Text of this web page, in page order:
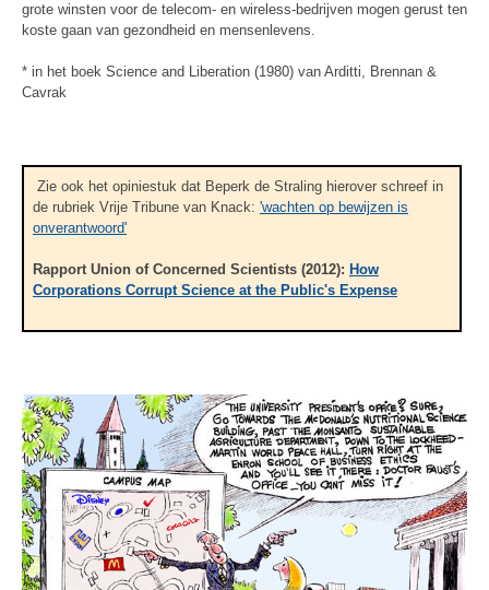
grote winsten voor de telecom- en wireless-bedrijven mogen gerust ten
koste gaan van gezondheid en mensenlevens.
* in het boek Science and Liberation (1980) van Arditti, Brennan &
Cavrak
Zie ook het opiniestuk dat Beperk de Straling hierover schreef in
de rubriek Vrije Tribune van Knack: 'wachten op bewijzen is
onverantwoord'
Rapport Union of Concerned Scientists (2012): How
Corporations Corrupt Science at the Public's Expense